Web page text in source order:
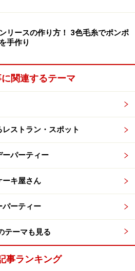
リースの作り方！ 3色毛糸でポンポ
手作り
関連するテーマ
ストラン・スポット
ーパーティー
ーキ屋さん
パーティー
テーマも見る
事ランキング